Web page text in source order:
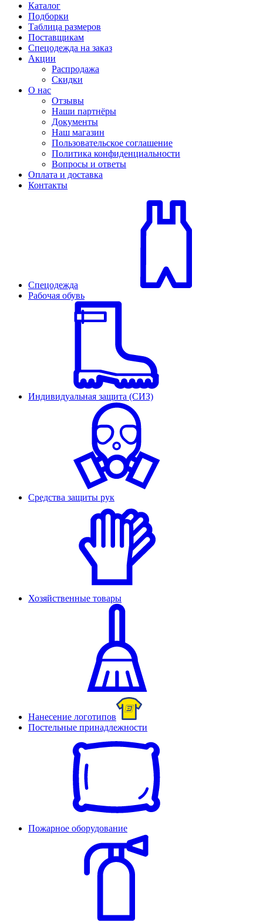
Каталог
Подборки
Таблица размеров
Поставщикам
Спецодежда на заказ
Акции
Распродажа
Скидки
О нас
Отзывы
Наши партнёры
Документы
Наш магазин
Пользовательское соглашение
Политика конфиденциальности
Вопросы и ответы
Оплата и доставка
Контакты
Спецодежда
Рабочая обувь
Индивидуальная защита (СИЗ)
Средства защиты рук
Хозяйственные товары
Нанесение логотипов
Постельные принадлежности
Пожарное оборудование